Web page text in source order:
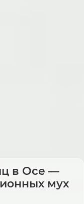
в Осе —
мух